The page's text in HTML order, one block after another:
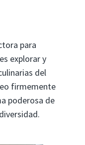
para
explorar y
del
firmemente
poderosa de